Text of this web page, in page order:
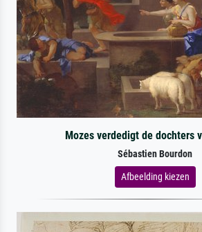
Mozes verdedigt de dochters
Sébastien Bourdon
Afbeelding kiezen